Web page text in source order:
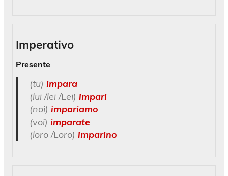
Imperativo
Presente
(tu) impara
(lui /lei /Lei) impari
(noi) impariamo
(voi) imparate
(loro /Loro) imparino